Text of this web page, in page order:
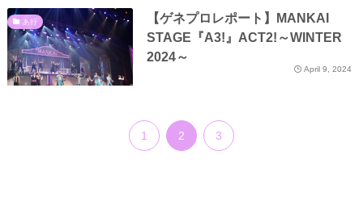
あ行
【ゲネプロレポート】MANKAI
STAGE『A3!』ACT2!～WINTER
2024～
April 9, 2024
1 2 3